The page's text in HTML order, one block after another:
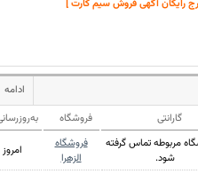
رایگان آگهی فروش سیم کارت ]
ادامه
گارانتی فروشگاه
مربوطه تماس گرفته
شود.
فروشگاه
الزهرا
امروز